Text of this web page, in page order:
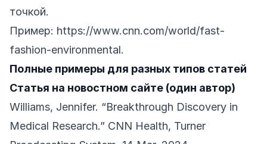
точкой.
Пример: https://www.cnn.com/world/fast-
fashion-environmental.
Полные примеры для разных типов статей
Статья на новостном сайте (один автор)
Williams, Jennifer. “Breakthrough Discovery in
Medical Research.” CNN Health, Turner